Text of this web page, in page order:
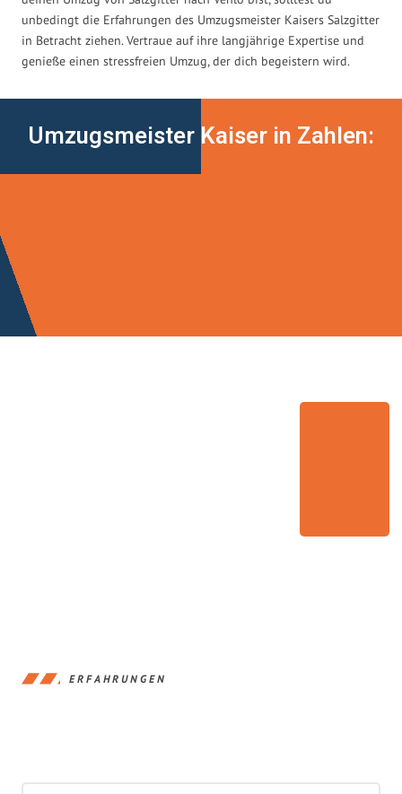
unbedingt die Erfahrungen des Umzugsmeister Kaisers Salzgitter
in Betracht ziehen. Vertraue auf ihre langjährige Expertise und
genieße einen stressfreien Umzug, der dich begeistern wird.
Umzugsmeister Kaiser in Zahlen:
ERFAHRUNGEN